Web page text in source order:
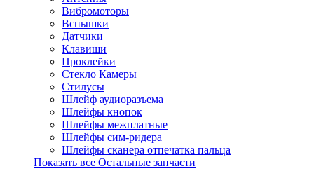
Вибромоторы
Вспышки
Датчики
Клавиши
Проклейки
Стекло Камеры
Стилусы
Шлейф аудиоразъема
Шлейфы кнопок
Шлейфы межплатные
Шлейфы сим-ридера
Шлейфы сканера отпечатка пальца
Показать все Остальные запчасти